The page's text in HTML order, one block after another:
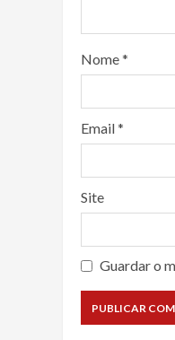
Nome*
Email*
Site
Guardar o